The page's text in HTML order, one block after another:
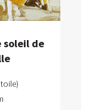
soleil de